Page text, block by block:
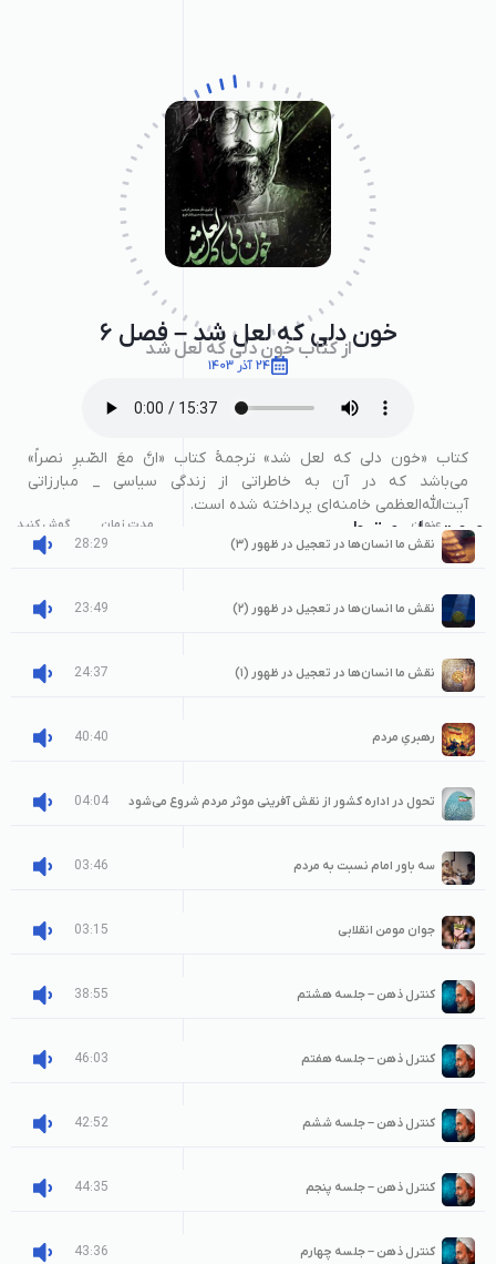
خون دلی که لعل شد – فصل ۶
از کتاب خون دلی که لعل شد
24 آذر 1403
کتاب «خون دلی که لعل شد» ترجمۀ کتاب «انَّ معَ الصّبرِ نصراً»
می‌باشد که در آن به خاطراتی از زندگی سیاسی _ مبارزاتی
آیت‌الله‌العظمی خامنه‌ای پرداخته شده است.
صوت‌های مرتبط
عنوان مدت زمان
گوش کنید
نقش ما انسان‌ها در تعجیل در ظهور (۳)
28:29
نقش ما انسان‌ها در تعجیل در ظهور (۲) 23:49
نقش ما انسان‌ها در تعجیل در ظهور (۱) 24:37
رهبریِ مردم 40:40
تحول در اداره کشور از نقش آفرینی موثر مردم شروع می‌شود 04:04
سه باور امام نسبت به مردم 03:46
جوان مومن انقلابی 03:15
کنترل ذهن – جلسه هشتم 38:55
کنترل ذهن – جلسه هفتم 46:03
کنترل ذهن – جلسه ششم 42:52
کنترل ذهن – جلسه پنجم 44:35
کنترل ذهن – جلسه چهارم 43:36